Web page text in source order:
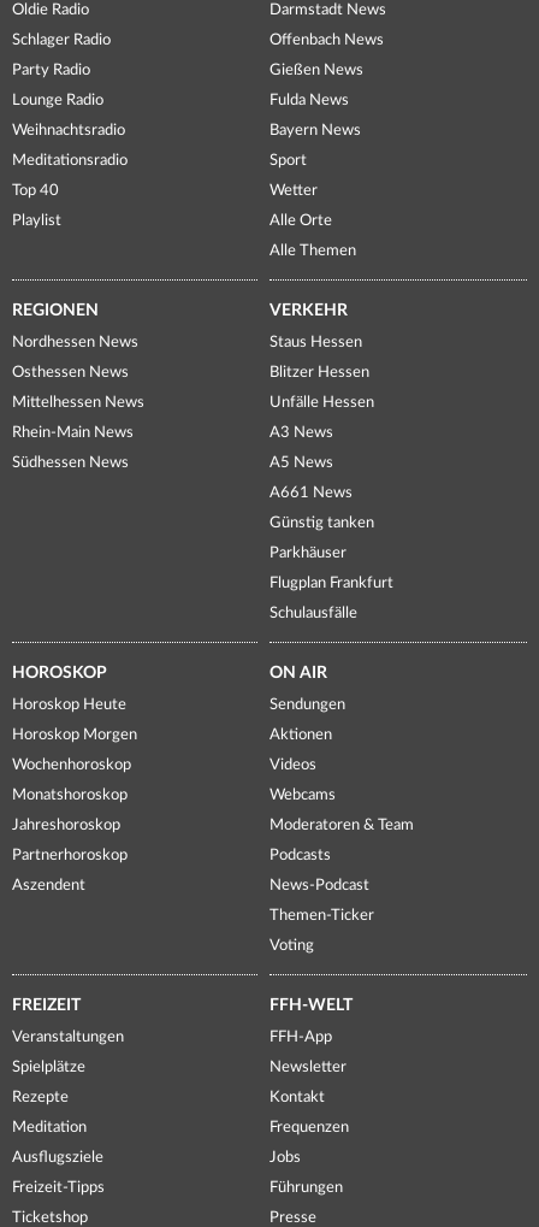
Oldie Radio
Schlager Radio
Party Radio
Lounge Radio
Weihnachtsradio
Meditationsradio
Top 40
Playlist
Darmstadt News
Offenbach News
Gießen News
Fulda News
Bayern News
Sport
Wetter
Alle Orte
Alle Themen
REGIONEN
Nordhessen News
Osthessen News
Mittelhessen News
Rhein-Main News
Südhessen News
VERKEHR
Staus Hessen
Blitzer Hessen
Unfälle Hessen
A3 News
A5 News
A661 News
Günstig tanken
Parkhäuser
Flugplan Frankfurt
Schulausfälle
HOROSKOP
Horoskop Heute
Horoskop Morgen
Wochenhoroskop
Monatshoroskop
Jahreshoroskop
Partnerhoroskop
Aszendent
ON AIR
Sendungen
Aktionen
Videos
Webcams
Moderatoren & Team
Podcasts
News-Podcast
Themen-Ticker
Voting
FREIZEIT
Veranstaltungen
Spielplätze
Rezepte
Meditation
Ausflugsziele
Freizeit-Tipps
Ticketshop
FFH-WELT
FFH-App
Newsletter
Kontakt
Frequenzen
Jobs
Führungen
Presse